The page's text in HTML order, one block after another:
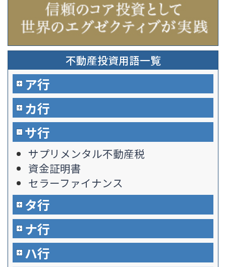
不動産投資用語一覧
ア行
カ行
サ行
サプリメンタル不動産税
資金証明書
セラーファイナンス
タ行
ナ行
ハ行